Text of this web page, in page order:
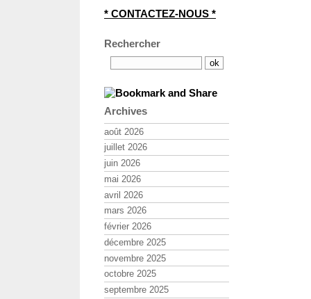
* CONTACTEZ-NOUS *
Rechercher
Archives
août 2026
juillet 2026
juin 2026
mai 2026
avril 2026
mars 2026
février 2026
décembre 2025
novembre 2025
octobre 2025
septembre 2025